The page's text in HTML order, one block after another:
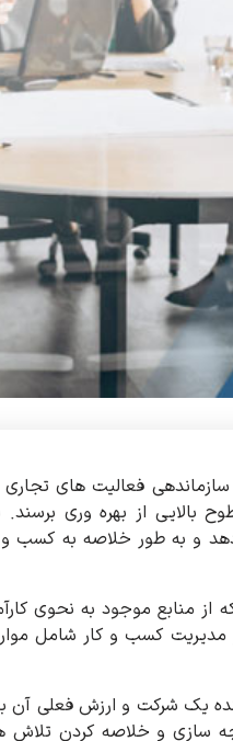
فعالیت های
بالایی از بهره وری
و به طور خلاصه به کسب
منابع موجود به نحوی
کسب و کار شامل
یک شرکت و ارزش فعلی آن
سازی و خلاصه کردن